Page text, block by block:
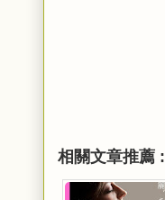
相關文章推薦 :